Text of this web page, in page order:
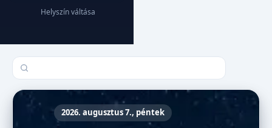
Helyszín váltása
Település keresése
2026. augusztus 7., péntek